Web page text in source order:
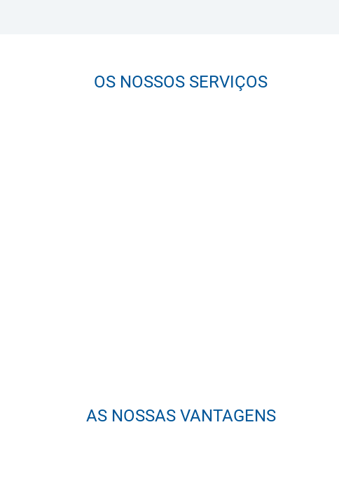
OS NOSSOS SERVIÇOS
AS NOSSAS VANTAGENS